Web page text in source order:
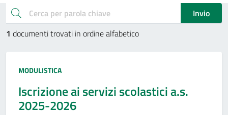
Esplora documenti pubblici
cerca
Invio
1 documenti trovati in ordine alfabetico
Tipo:
MODULISTICA
Iscrizione ai servizi scolastici a.s.
2025-2026